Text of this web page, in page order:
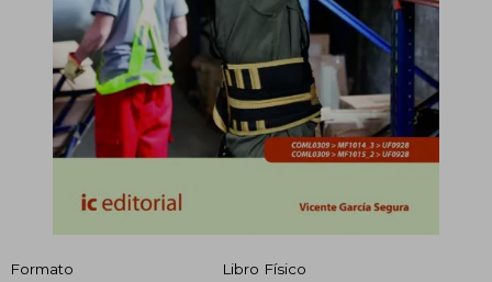
Formato
Libro Físico